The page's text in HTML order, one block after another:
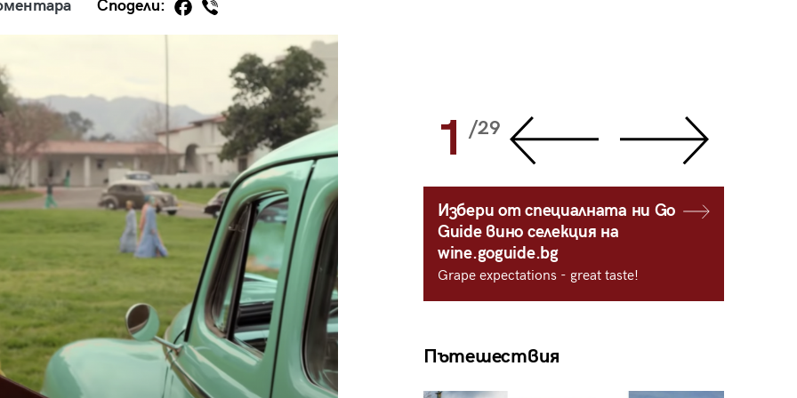
Сподели:
29/29 1 /29
Избери от специалната ни Go
Guide вино селекция на
wine.goguide.bg
Grape expectations - great taste!
Пътешествия